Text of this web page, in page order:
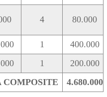
4 80.000
1
400.000
1
200.000
4.680.000